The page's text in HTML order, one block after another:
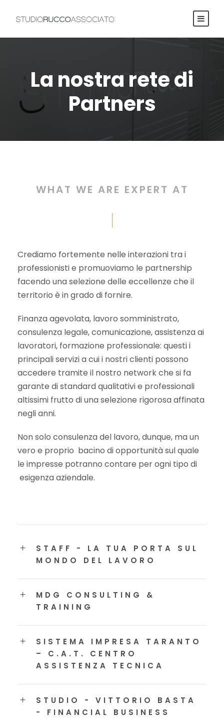
La nostra rete di
Partners
WHAT WE ARE EXPERT AT
Crediamo fortemente nelle interazioni tra i
professionisti e promuoviamo le partnership
facendo una selezione delle eccellenze che il
territorio è in grado di fornire.
Finanza agevolata, lavoro somministrato,
consulenza legale, comunicazione, assistenza ai
lavoratori, formazione professionale: questi i
principali servizi a cui i nostri clienti possono
accedere tramite il nostro network che si fa
garante di standard qualitativi e professionali
altissimi frutto di una selezione rigorosa affinata
negli anni.
Non solo consulenza del lavoro, dunque, ma un
vero e proprio bacino di opportunità sul quale
le impresse potranno contare per ogni tipo di
esigenza aziendale.
STAFF - LA TUA PORTA SUL
MONDO DEL LAVORO
MDG CONSULTING &
TRAINING
SISTEMA IMPRESA TARANTO
– C.A.T. CENTRO
ASSISTENZA TECNICA
STUDIO - VITTORIO BASTA
- FINANCIAL BUSINESS